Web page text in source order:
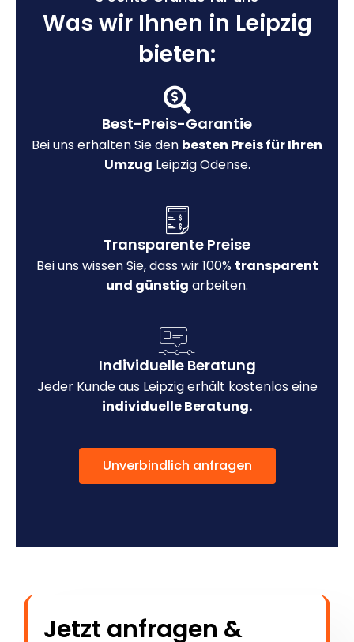
Was wir Ihnen in Leipzig
bieten:
Best-Preis-Garantie
Bei uns erhalten Sie den besten Preis für Ihren
Umzug Leipzig Odense.
Transparente Preise
Bei uns wissen Sie, dass wir 100% transparent
und günstig arbeiten.
Individuelle Beratung
Jeder Kunde aus Leipzig erhält kostenlos eine
individuelle Beratung.
Unverbindlich anfragen
Jetzt anfragen &